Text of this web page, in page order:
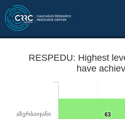
RESPEDU: Highest
have
63
აზერბაიჯანი